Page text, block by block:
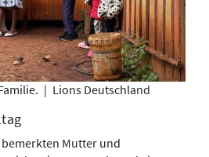
| Lions Deutschland
Mutter und